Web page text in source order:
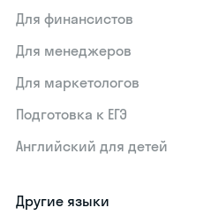
Для финансистов
Для менеджеров
Для маркетологов
Подготовка к ЕГЭ
Английский для детей
Другие языки